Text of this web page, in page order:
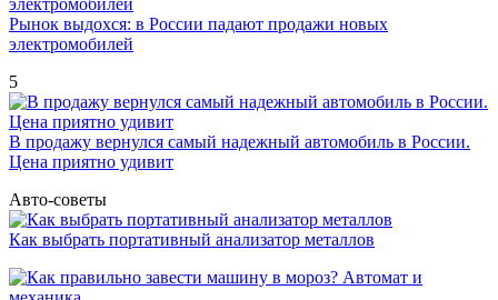
Рынок выдохся: в России падают продажи новых
электромобилей
5
В продажу вернулся самый надежный автомобиль в России.
Цена приятно удивит
Авто-советы
Как выбрать портативный анализатор металлов